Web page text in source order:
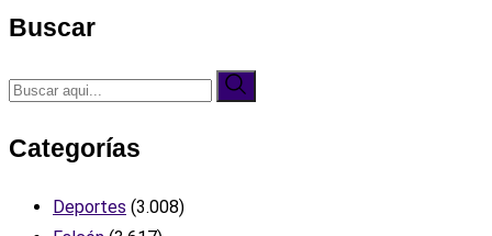
Buscar
Categorías
Deportes (3.008)